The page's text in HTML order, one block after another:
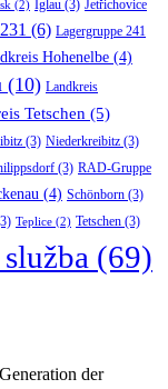
(2) Iglau (3) Jetřichovice
(6) Lagergruppe 241
Hohenelbe (4)
(10) Landkreis
Tetschen (5)
(3) Niederkreibitz (3)
(3) RAD-Gruppe
(4) Schönborn (3)
Teplice (2) Tetschen (3)
(69)
der